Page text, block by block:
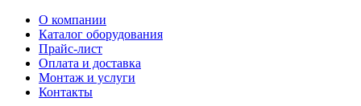
О компании
Каталог оборудования
Прайс-лист
Оплата и доставка
Монтаж и услуги
Контакты